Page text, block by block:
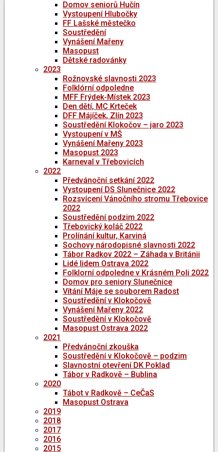
Domov seniorů Hučín
Vystoupení Hlubočky
FF Lašské městečko
Soustředění
Vynášení Mařeny
Masopust
Dětské radovánky
2023
Rožnovské slavnosti 2023
Folklórní odpoledne
MFF Frýdek-Místek 2023
Den dětí, MC Krteček
DFF Májíček, Zlín 2023
Soustředění Klokočov – jaro 2023
Vystoupení v MŠ
Vynášení Mařeny 2023
Masopust 2023
Karneval v Třebovicích
2022
Předvánoční setkání 2022
Vystoupení DS Slunečnice 2022
Rozsvícení Vánočního stromu Třebovice
2022
Soustředění podzim 2022
Třebovický koláč 2022
Prolínání kultur, Karviná
Sochovy národopisné slavnosti 2022
Tábor Radkov 2022 – Záhada v Británii
Lidé lidem Ostrava 2022
Folklorní odpoledne v Krásném Poli 2022
Domov pro seniory Slunečnice
Vítání Máje se souborem Radost
Soustředění v Klokočově
Vynášení Mařeny 2022
Soustředění v Klokočově
Masopust Ostrava 2022
2021
Předvánoční zkouška
Soustředění v Klokočově – podzim
Slavnostní otevření DK Poklad
Tábor v Radkově – Bublina
2020
Tábot v Radkově – CeČaS
Masopust Ostrava
2019
2018
2017
2016
2015